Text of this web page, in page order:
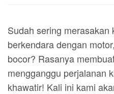
Sudah sering merasakan
berkendara dengan
bocor? Rasanya
mengganggu perjalanan
khawatir! Kali ini kami